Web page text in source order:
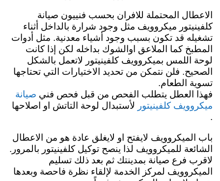
الاعطال المحتملة للافران بحسب فنييون صيانة
كلفينيتور ميكروويف مثل وجود شرارة بالداخل أثناء
تشغيله قد تكون بسبب وجود أشياء معدنية. مثل أدوات
المطبخ كما الملاعق اوالشوك بداخله لكن إذا كانت
لوحة اللمس بميكروويف كلفينيتور لاتعمل بالشكل
الصحيح. فلن نتمكن من تحديد الاختيارات التي تحتاجها
تسوية الطعام.
فهذا العطل يتطلب الفحص من قبل فحص فني صيانة
ميكروويف كلفينيتور
لأستبدال لوحة التاتش او اصلاحها
.
باب الميكروويف لايفتح او لايغلق عادة هو من الاعطال
الشائعة للميكروويف لذا ينصح توكيل كلفينيتور بالمرور.
لاقرب فرع صيانة بمدينتك ثم بعد ذلك تسليم
الميكروويف لمركز الخدمة لإلقاء نظرة فاحصة وبعدها